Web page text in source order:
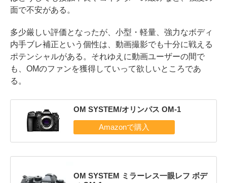
面で不安がある。
多少厳しい評価となったが、小型・軽量、強力なボディ
内手ブレ補正という個性は、動画撮影でも十分に戦える
ポテンシャルがある。それゆえに動画ユーザーの間で
も、OMのファンを獲得していって欲しいところであ
る。
OM SYSTEM/オリンパス OM-1
OM SYSTEM ミラーレス一眼レフ ボデ